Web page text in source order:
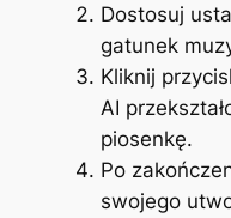
Dostosuj
gatunek
Kliknij
AI
piosenkę.
Po
swojego